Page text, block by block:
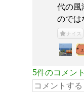
代の風
のでは
ナイス
5件のコメン